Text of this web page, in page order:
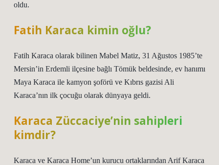
oldu.
Fatih Karaca kimin oğlu?
Fatih Karaca olarak bilinen Mabel Matiz, 31 Ağustos 1985’te
Mersin’in Erdemli ilçesine bağlı Tömük beldesinde, ev hanımı
Maya Karaca ile kamyon şoförü ve Kıbrıs gazisi Ali
Karaca’nın ilk çocuğu olarak dünyaya geldi.
Karaca Züccaciye’nin sahipleri
kimdir?
Karaca ve Karaca Home’un kurucu ortaklarından Arif Karaca